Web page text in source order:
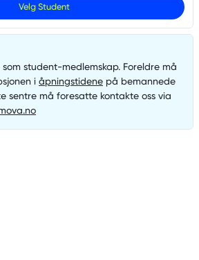
Velg Student
som student-medlemskap. Foreldre må
i åpningstidene på bemannede
sentre må foresatte kontakte oss via